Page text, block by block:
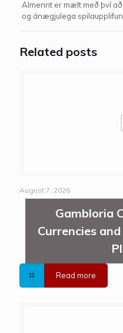
Almennt er mælt með því
og ánægjulega
Related posts
August 7, 2026
Gambloria
Currencies
Read more